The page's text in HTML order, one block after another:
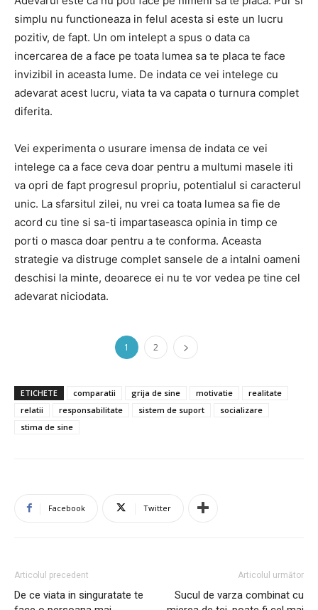
simplu nu functioneaza in felul acesta si este un lucru
pozitiv, de fapt. Un om intelept a spus o data ca
incercarea de a face pe toata lumea sa te placa te face
invizibil in aceasta lume. De indata ce vei intelege cu
adevarat acest lucru, viata ta va capata o turnura complet
diferita.
Vei experimenta o usurare imensa de indata ce vei
intelege ca a face ceva doar pentru a multumi masele iti
va opri de fapt progresul propriu, potentialul si caracterul
unic. La sfarsitul zilei, nu vrei ca toata lumea sa fie de
acord cu tine si sa-ti impartaseasca opinia in timp ce
porti o masca doar pentru a te conforma. Aceasta
strategie va distruge complet sansele de a intalni oameni
deschisi la minte, deoarece ei nu te vor vedea pe tine cel
adevarat niciodata.
1 2
ETICHETE comparatii grija de sine motivatie
realitate
relatii
responsabilitate sistem de suport
socializare
stima de sine
Facebook Twitter
Articolul precedent
De ce viata in singuratate te
Articolul următor
Sucul de varza combinat cu